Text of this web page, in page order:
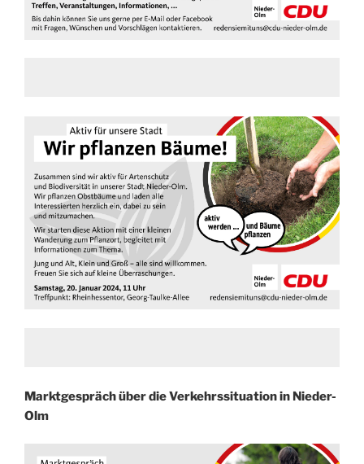
Marktgespräch über die Verkehrssituation in Nieder-
Olm